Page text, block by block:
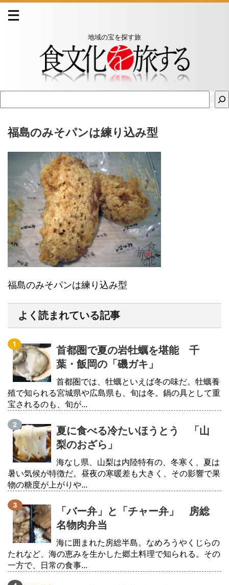
地域の宝を探す旅
福島のみそパンは練り込み型
福島のみそパンは練り込み型
よく読まれている記事
首都圏で夏の岩牡蠣を堪能 千
葉・飯岡の「磯ガキ」
首都圏では、牡蠣といえば冬の味だ。牡蠣養
殖で知られる宮城県や広島県も、旬は冬。鍋の具として重
宝されるのも、旬が...
夏に食べる冷たいほうとう 「山
梨のおざら」
海なし県、山梨は内陸特有の、冬寒く、夏は
暑い気候が特徴だ。昼夜の寒暖差も大きく、その影響で果
物の糖度が上がりや...
「バー弁」と「チャー弁」 房総
名物肉弁当
海に囲まれた房総半島。なめろうやくじらの
たれなど、海の恵みを生かした郷土料理で知られる。その
一方で、日常の食事...